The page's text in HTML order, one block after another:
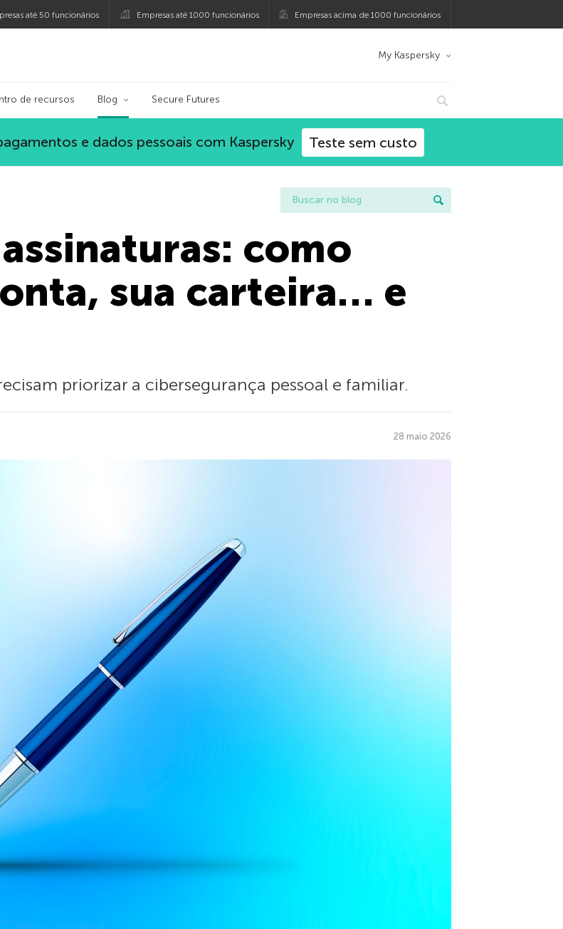
até 50 funcionários Empresas até 1000 funcionários Empresas acima de 1000 funcionários
My Kaspersky
de recursos Blog Secure Futures
e dados pessoais com Kaspersky Teste sem custo
como
sua carteira… e
priorizar a cibersegurança pessoal e familiar.
28 maio 2026